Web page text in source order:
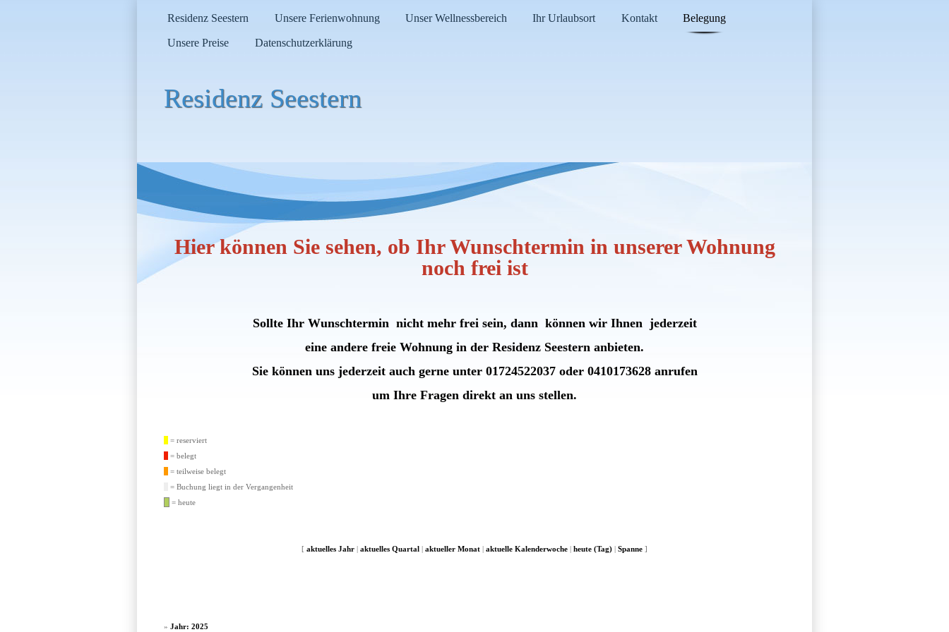
Residenz Seestern Unsere Ferienwohnung Unser Wellnessbereich Ihr Urlaubsort Kontakt Belegung
Unsere Preise Datenschutzerklärung
Residenz Seestern
Hier können Sie sehen, ob Ihr Wunschtermin in unserer Wohnung
noch frei ist
Sollte Ihr Wunschtermin nicht mehr frei sein, dann können wir Ihnen jederzeit
eine andere freie Wohnung in der Residenz Seestern anbieten.
Sie können uns jederzeit auch gerne unter 01724522037 oder 0410173628 anrufen
um Ihre Fragen direkt an uns stellen.
= reserviert
= belegt
= teilweise belegt
= Buchung liegt in der Vergangenheit
= heute
[ aktuelles Jahr | aktuelles Quartal | aktueller Monat | aktuelle Kalenderwoche | heute (Tag) | Spanne ]
»Jahr: 2025